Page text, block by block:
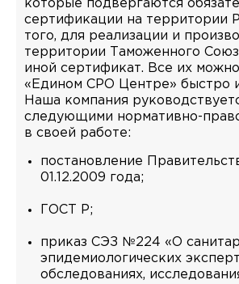
которые подвергаются
сертификации на территории
того, для реализации и
территории Таможенного
иной сертификат. Все их
«Едином СРО Центре» быстро
Наша компания
следующими нормативно-
в своей работе:
постановление
01.12.2009 года;
ГОСТ Р;
приказ СЭЗ №224 «О
эпидемиологических
обследованиях,